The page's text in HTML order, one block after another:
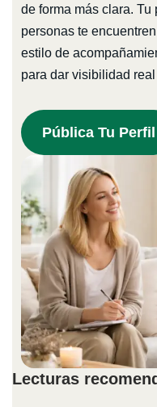
de forma más clara.
personas te
estilo de
para dar visibilidad
Pública Tu Perfil
Lecturas